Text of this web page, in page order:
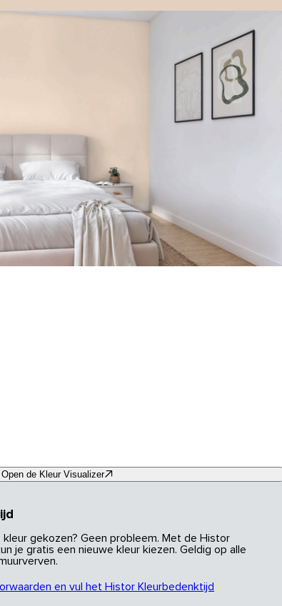
Open de Kleur Visualizer
gekozen? Geen probleem. Met de Histor
je gratis een nieuwe kleur kiezen. Geldig op alle
en vul het Histor Kleurbedenktijd